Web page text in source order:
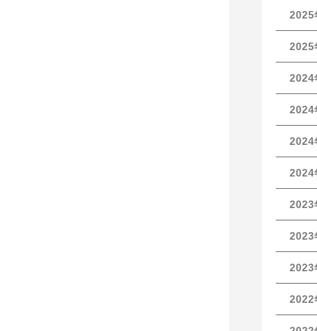
2025
2025
2024
2024
2024
2024
2023
2023
2023
2022